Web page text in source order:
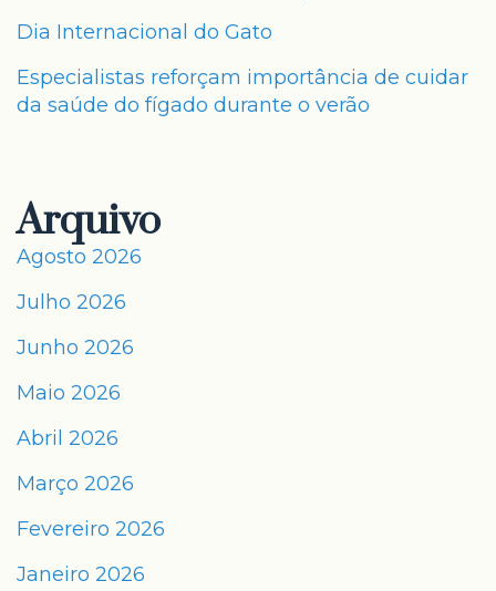
Dia Internacional do Gato
Especialistas reforçam importância de cuidar
da saúde do fígado durante o verão
Arquivo
Agosto 2026
Julho 2026
Junho 2026
Maio 2026
Abril 2026
Março 2026
Fevereiro 2026
Janeiro 2026